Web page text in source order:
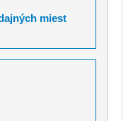
miest